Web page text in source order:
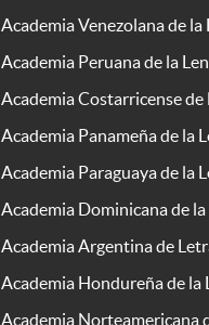
Academia Venezolana de la
Academia Peruana de la
Academia Costarricense de
Academia Panameña de la
Academia Paraguaya de la
Academia Dominicana de la
Academia Argentina de
Academia Hondureña de la
Academia Norteamericana